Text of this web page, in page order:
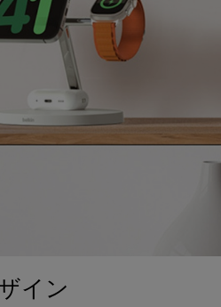
イン